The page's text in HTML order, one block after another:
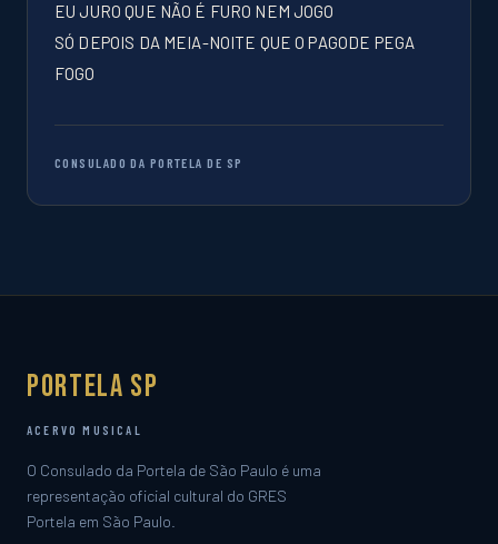
EU JURO QUE NÃO É FURO NEM JOGO
SÓ DEPOIS DA MEIA-NOITE QUE O PAGODE PEGA
FOGO
CONSULADO DA PORTELA DE SP
Portela SP
ACERVO MUSICAL
O Consulado da Portela de São Paulo é uma
representação oficial cultural do GRES
Portela em São Paulo.